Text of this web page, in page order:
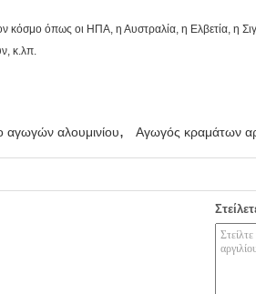
κόσμο όπως οι ΗΠΑ, η Αυστραλία, η Ελβετία, η
κ.λπ.
αγωγών αλουμινίου, Αγωγός κραμάτων